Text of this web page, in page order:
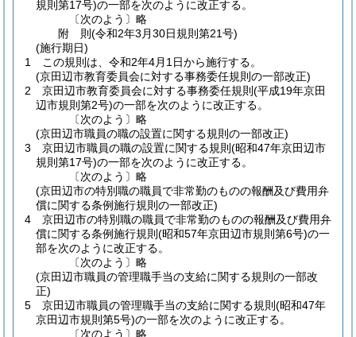
規則第17号)の一部を次のように改正する。
〔次のよう〕略
附 則(令和2年3月30日規則第21号)
(施行期日)
1
この規則は、令和2年4月1日から施行する。
(京田辺市教育委員会に対する事務委任規則の一部改正)
2
京田辺市教育委員会に対する事務委任規則 (平成19年京田
辺市規則第2号)の一部を次のように改正する。
〔次のよう〕略
(京田辺市職員の職の設置に関する規則の一部改正)
3
京田辺市職員の職の設置に関する規則 (昭和47年京田辺市
規則第17号)の一部を次のように改正する。
〔次のよう〕略
(京田辺市の特別職の職員で非常勤のものの報酬及び費用弁
償に関する条例施行規則の一部改正)
4
京田辺市の特別職の職員で非常勤のものの報酬及び費用弁
償に関する条例施行規則 (昭和57年京田辺市規則第6号)の一
部を次のように改正する。
〔次のよう〕略
(京田辺市職員の管理職手当の支給に関する規則の一部改
正)
5
京田辺市職員の管理職手当の支給に関する規則 (昭和47年
京田辺市規則第5号)の一部を次のように改正する。
〔次のよう〕略